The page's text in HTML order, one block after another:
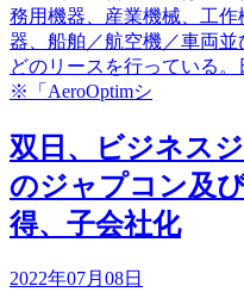
務用機器、産業機械、工
器、船舶／航空機／車両
どのリースを行っている
※「AeroOptimシ
双日、ビジネス
のジャプコン及
得、子会社化
2022年07月08日